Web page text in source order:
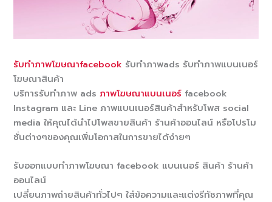
รับทำภาพโฆษณาfacebook รับทำภาพads รับทำภาพแบนเนอร์
โฆษณาสินค้า
บริการรับทำภาพ adsภาพโฆษณาแบนเนอร์ facebook
Instagram และ Line ภาพแบนเนอร์สินค้าสำหรับโพส social
media ให้คุณได้นำไปโพสขายสินค้า ร้านค้าออนไลน์ หรือโปรโม
ชั่นต่างๆของคุณเพิ่มโอกาสในการขายได้ง่ายๆ
รับออกแบบทำภาพโฆษณา facebook แบนเนอร์ สินค้า ร้านค้า
ออนไลน์
เปลี่ยนภาพถ่ายสินค้าทั่วไปๆ ใส่ข้อความและแต่งรีทัชภาพที่คุณ